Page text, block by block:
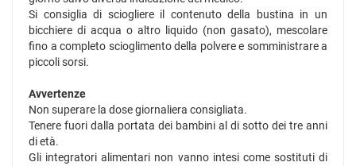
Si consiglia di sciogliere il contenuto della bustina in un
bicchiere di acqua o altro liquido (non gasato), mescolare
fino a completo scioglimento della polvere e somministrare a
piccoli sorsi.
Avvertenze
Non superare la dose giornaliera consigliata.
Tenere fuori dalla portata dei bambini al di sotto dei tre anni
di età.
Gli integratori alimentari non vanno intesi come sostituti di